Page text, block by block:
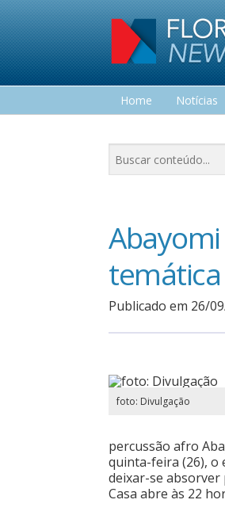
Home Notícias
temática
Publicado em 26/
foto: Divulgação
percussão afro
quinta-feira (26), o
deixar-se absorver
Casa abre às 22